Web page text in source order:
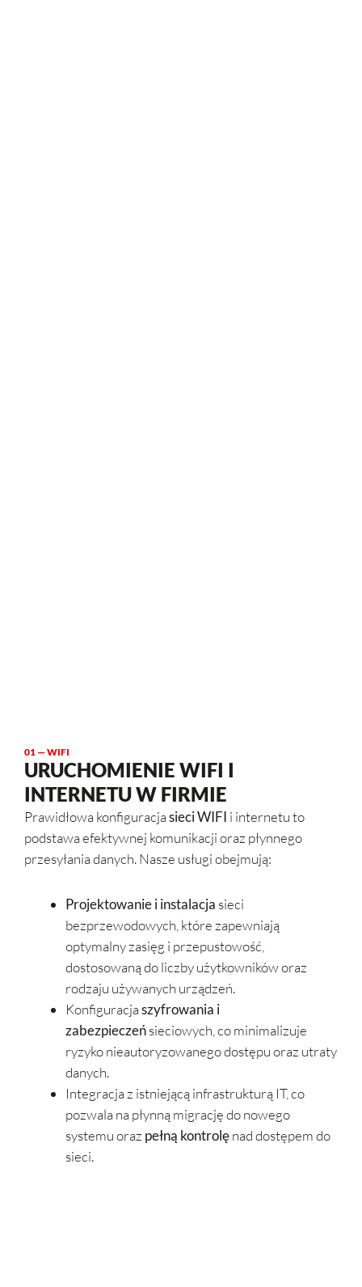
01 — WIFI
URUCHOMIENIE WIFI I
INTERNETU W FIRMIE
Prawidłowa konfiguracjasieci WIFI i internetu to
podstawa efektywnej komunikacji oraz płynnego
przesyłania danych. Nasze usługi obejmują:
Projektowanie i instalacja sieci
bezprzewodowych, które zapewniają
optymalny zasięg i przepustowość,
dostosowaną do liczby użytkowników oraz
rodzaju używanych urządzeń.
Konfiguracjaszyfrowania i
zabezpieczeńsieciowych, co minimalizuje
ryzyko nieautoryzowanego dostępu oraz utraty
danych.
Integracja z istniejącą infrastrukturą IT, co
pozwala na płynną migrację do nowego
systemu oraz pełną kontrolęnad dostępem do
sieci.